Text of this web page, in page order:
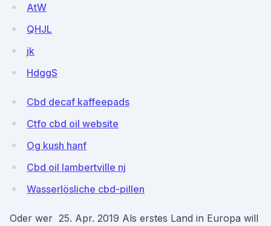
AtW
QHJL
jk
HdggS
Cbd decaf kaffeepads
Ctfo cbd oil website
Og kush hanf
Cbd oil lambertville nj
Wasserlösliche cbd-pillen
Oder wer 25. Apr. 2019 Als erstes Land in Europa will